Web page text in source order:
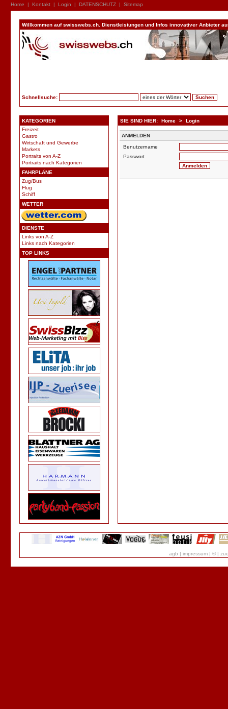
Home | Kontakt | Login | DATENSCHUTZ | Sitemap
Willkommen auf swisswebs.ch. Dienstleistungen und Infos innovativer Anbieter
Schnellsuche:
KATEGORIEN
Freizeit
Gastro
Wirtschaft und Gewerbe
Markets
Portraits von A-Z
Portraits nach Kategorien
FAHRPLÄNE
Zug/Bus
Flug
Schiff
WETTER
DIENSTE
Links von A-Z
Links nach Kategorien
TOP LINKS
SIE SIND HIER: Home > Login
ANMELDEN
Benutzername
Passwort
agb | impressum | © |